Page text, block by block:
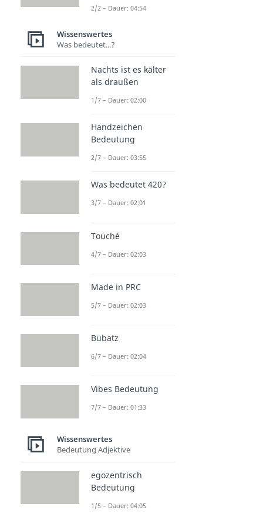
2/2 – Dauer: 04:54
Wissenswertes
Was bedeutet...?
Nachts ist es kälter
als draußen
1/7 – Dauer: 02:00
Handzeichen
Bedeutung
2/7 – Dauer: 03:55
Was bedeutet 420?
3/7 – Dauer: 02:01
Touché
4/7 – Dauer: 02:03
Made in PRC
5/7 – Dauer: 02:03
Bubatz
6/7 – Dauer: 02:04
Vibes Bedeutung
7/7 – Dauer: 01:33
Wissenswertes
Bedeutung Adjektive
egozentrisch
Bedeutung
1/5 – Dauer: 04:05